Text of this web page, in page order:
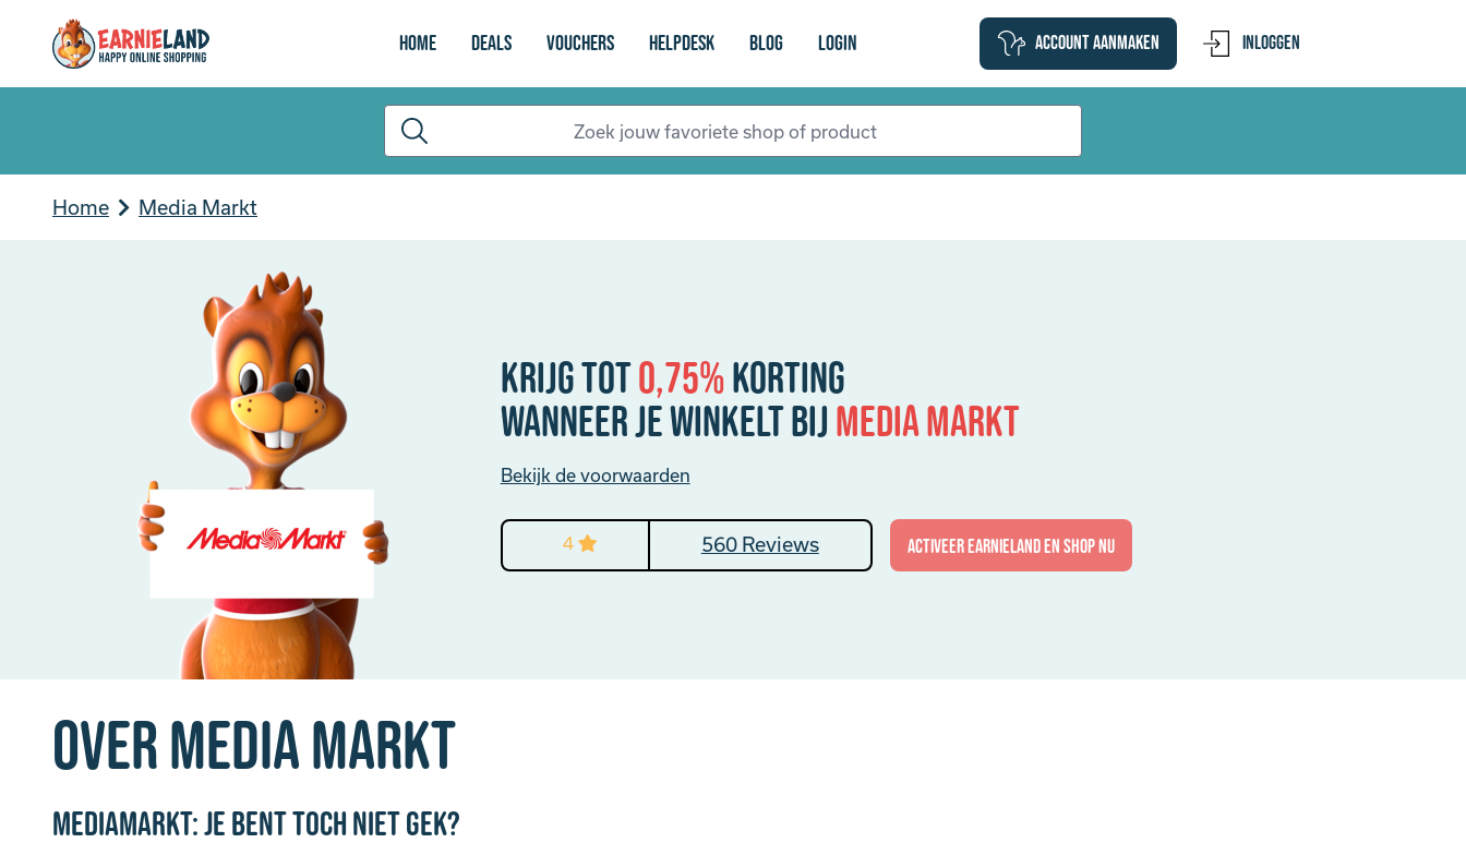
Home Deals vouchers Helpdesk Blog login Account aanmaken Inloggen
Home Media Markt
Krijg tot0,75%korting
Wanneer je winkelt bijMedia Markt
Bekijk de voorwaarden
4 560 Reviews activeer Earnieland en shop nu
Over Media Markt
MediaMarkt: Je bent toch niet gek?